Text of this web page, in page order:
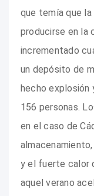
que temía que
producirse en la
incrementado
un depósito de
hecho explosión
156 personas.
en el caso de
y el fuerte calor
aquel verano